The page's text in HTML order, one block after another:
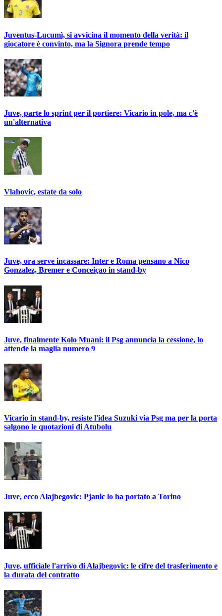
Juventus-Lucumì, si avvicina il momento della verità: il
giocatore è convinto, ma la Signora prende tempo
Juve, parte lo sprint per il portiere: Vicario in pole, ma c'è
un'alternativa
Vlahovic, estate da solo
Juve, ora serve incassare: Inter e Roma pensano a Nico
Gonzalez, Bremer e Conceiçao in stand-by
Juve, finalmente Kolo Muani: il Psg annuncia la cessione, lo
attende la maglia numero 9
Vicario in stand-by, resiste l'idea Suzuki via Psg ma per la porta
salgono le quotazioni di Atubolu
Juve, ecco Alajbegovic: Pjanic lo ha portato a Torino
Juve, ufficiale l'arrivo di Alajbegovic: le cifre del trasferimento e
la durata del contratto